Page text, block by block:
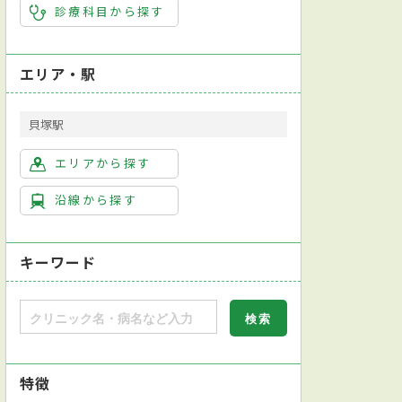
診療科目から探す
エリア・駅
貝塚駅
エリアから探す
沿線から探す
キーワード
特徴